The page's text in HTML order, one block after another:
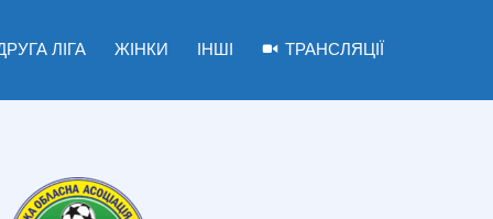
ЛІГА ЖІНКИ ІНШІ ТРАНСЛЯЦІЇ